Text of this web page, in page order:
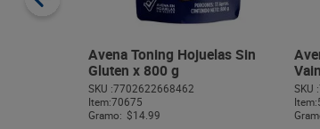
Avena Toning Hojuelas Sin
Gluten x 800 g
SKU :7702622668462
Item:70675
Gramo: $14.99
SKU :
Item: